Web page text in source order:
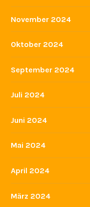
November 2024
Oktober 2024
September 2024
Juli 2024
Juni 2024
Mai 2024
April 2024
März 2024